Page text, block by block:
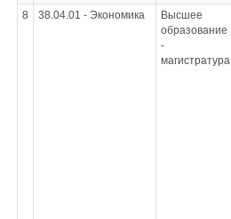
8 38.04.01 - Экономика
Высшее
образование
-
магистратура